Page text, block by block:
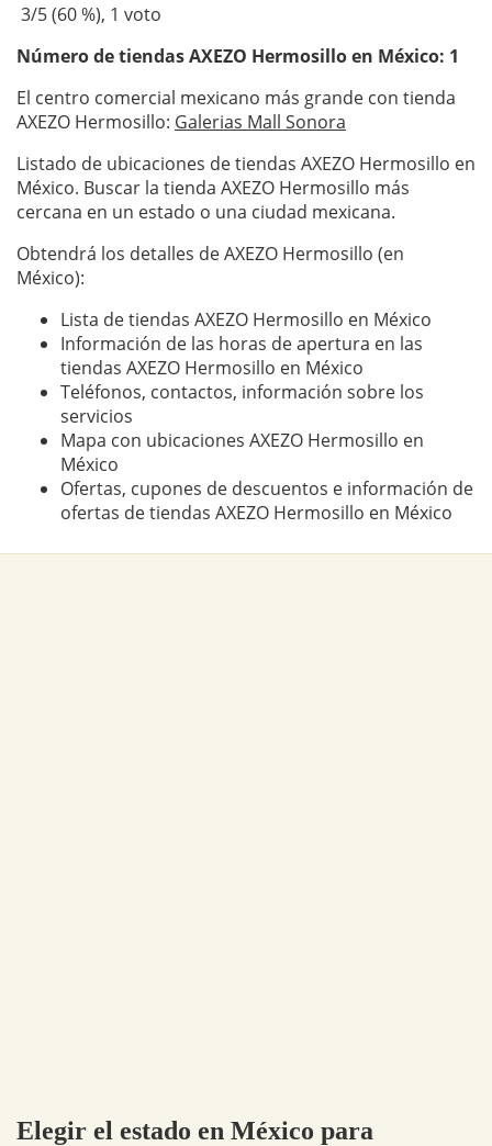
3/5 (60%), 1 voto
Número de tiendasAXEZO Hermosilloen México: 1
El centro comercial mexicano más grande con tienda
AXEZO Hermosillo: Galerias Mall Sonora
Listado de ubicaciones de tiendas AXEZO Hermosillo en
México. Buscar la tienda AXEZO Hermosillo más
cercana en un estado o una ciudad mexicana.
Obtendrá los detalles de AXEZO Hermosillo (en
México):
Lista de tiendas AXEZO Hermosillo en México
Información de las horas de apertura en las
tiendas AXEZO Hermosillo en México
Teléfonos, contactos, información sobre los
servicios
Mapa con ubicaciones AXEZO Hermosillo en
México
Ofertas, cupones de descuentos e información de
ofertas de tiendas AXEZO Hermosillo en México
Elegir el estado en México para